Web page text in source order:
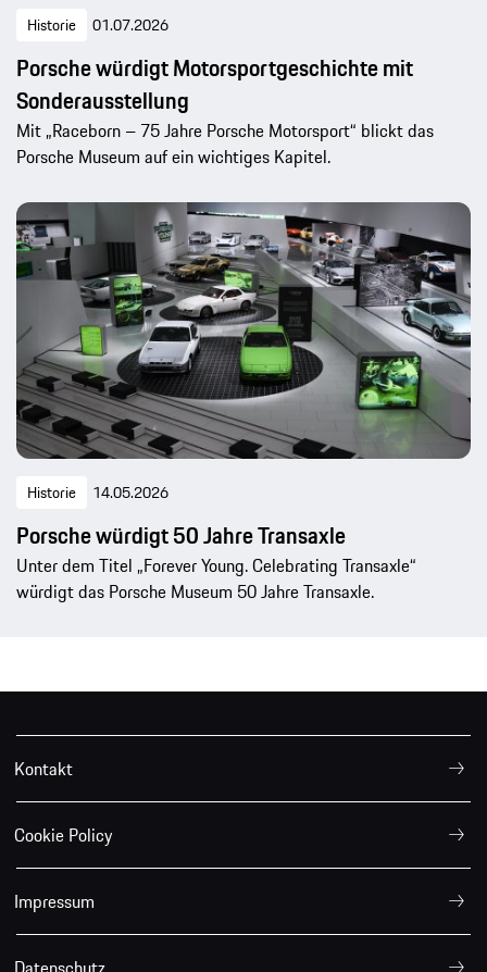
Historie 01.07.2026
Porsche würdigt Motorsportgeschichte mit
Sonderausstellung
Mit „Raceborn – 75 Jahre Porsche Motorsport“ blickt das
Porsche Museum auf ein wichtiges Kapitel.
Historie 14.05.2026
Porsche würdigt 50 Jahre Transaxle
Unter dem Titel „Forever Young. Celebrating Transaxle“
würdigt das Porsche Museum 50 Jahre Transaxle.
Kontakt
Cookie Policy
Impressum